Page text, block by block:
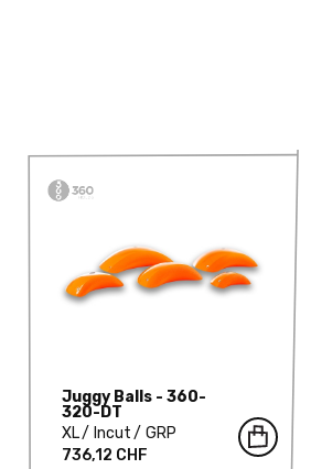
Juggy Balls - 360-
320-DT
XL
Incut
GRP
736,12 CHF